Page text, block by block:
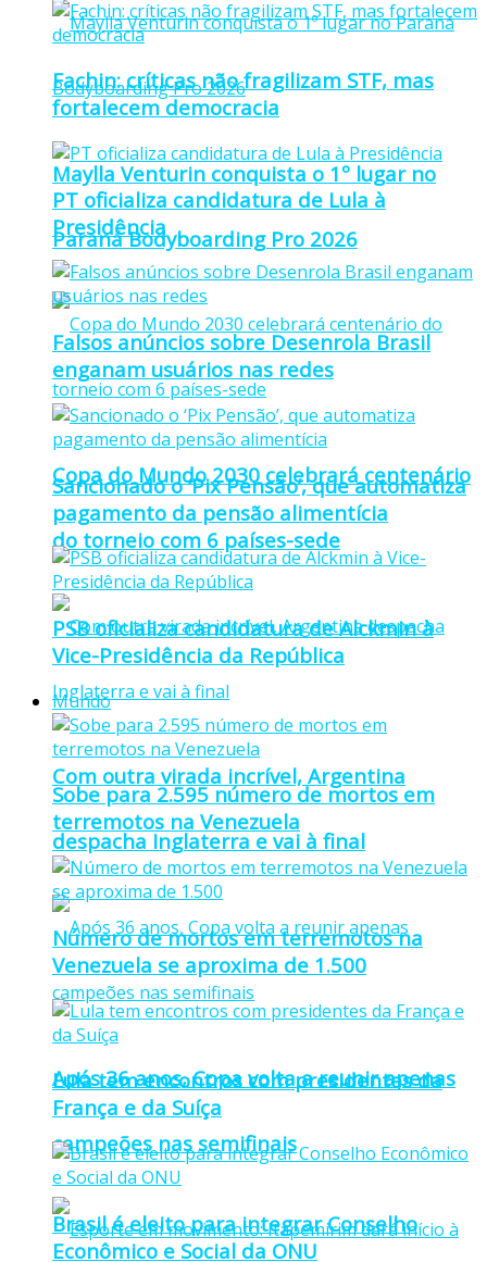
Maylla Venturin conquista o 1º lugar no
Paraná Bodyboarding Pro 2026
Copa do Mundo 2030 celebrará centenário
do torneio com 6 países-sede
Com outra virada incrível, Argentina
despacha Inglaterra e vai à final
Após 36 anos, Copa volta a reunir apenas
campeões nas semifinais
Fachin: críticas não fragilizam STF, mas
fortalecem democracia
PT oficializa candidatura de Lula à
Presidência
Falsos anúncios sobre Desenrola Brasil
enganam usuários nas redes
Sancionado o ‘Pix Pensão’, que automatiza
pagamento da pensão alimentícia
PSB oficializa candidatura de Alckmin à
Vice-Presidência da República
Mundo
Sobe para 2.595 número de mortos em
terremotos na Venezuela
Número de mortos em terremotos na
Venezuela se aproxima de 1.500
Lula tem encontros com presidentes da
França e da Suíça
Brasil é eleito para integrar Conselho
Econômico e Social da ONU